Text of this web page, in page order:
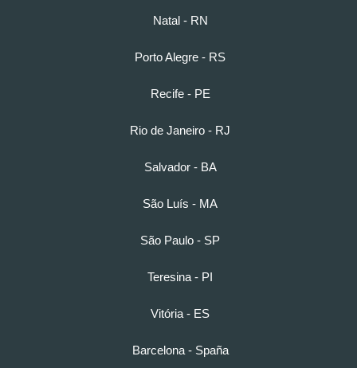
Natal - RN
Porto Alegre - RS
Recife - PE
Rio de Janeiro - RJ
Salvador - BA
São Luís - MA
São Paulo - SP
Teresina - PI
Vitória - ES
Barcelona - Spaña